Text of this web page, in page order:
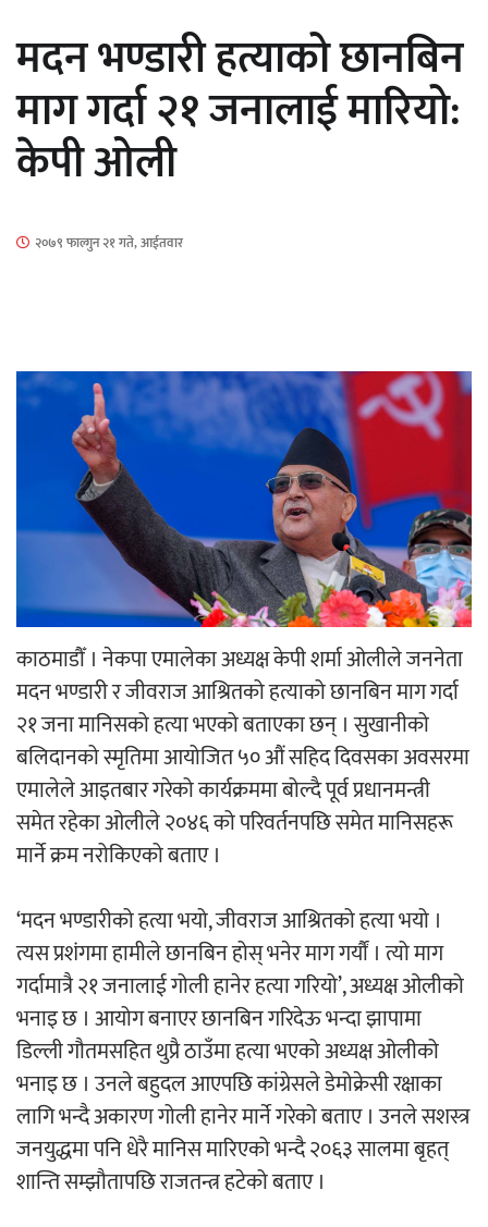
सार्वजनिक
‘ईयुमा डट कम’ले बुधबारदेखि आफ्नो
औपचारिक सेवा सञ्चालनमा
हलमा छैन ‘गौँथली’को टिकट
‘आइतबारको अफिस’ को परिचर्चा सम्पन्न
अर्जुन चन्द्रको ‘संवेदनाका प्रतिध्वनि’
मुक्तकसङ्ग्रह लोकार्पण
मदन भण्डारी हत्याको छानबिन
माग गर्दा २१ जनालाई मारियो:
केपी ओली
२०७९ फाल्गुन २१ गते, आईतवार
काठमाडौँ । नेकपा एमालेका अध्यक्ष केपी शर्मा ओलीले जननेता
मदन भण्डारी र जीवराज आश्रितको हत्याको छानबिन माग गर्दा
२१ जना मानिसको हत्या भएको बताएका छन् । सुखानीको
बलिदानको स्मृतिमा आयोजित ५० औं सहिद दिवसका अवसरमा
एमालेले आइतबार गरेको कार्यक्रममा बोल्दै पूर्व प्रधानमन्त्री
समेत रहेका ओलीले २०४६ को परिवर्तनपछि समेत मानिसहरू
मार्ने क्रम नरोकिएको बताए ।
‘मदन भण्डारीको हत्या भयो, जीवराज आश्रितको हत्या भयो ।
त्यस प्रशंगमा हामीले छानबिन होस् भनेर माग गर्यौं । त्यो माग
गर्दामात्रै २१ जनालाई गोली हानेर हत्या गरियो’, अध्यक्ष ओलीको
भनाइ छ । आयोग बनाएर छानबिन गरिदेऊ भन्दा झापामा
डिल्ली गौतमसहित थुप्रै ठाउँमा हत्या भएको अध्यक्ष ओलीको
भनाइ छ । उनले बहुदल आएपछि कांग्रेसले डेमोक्रेसी रक्षाका
लागि भन्दै अकारण गोली हानेर मार्ने गरेको बताए । उनले सशस्त्र
जनयुद्धमा पनि धेरै मानिस मारिएको भन्दै २०६३ सालमा बृहत्
शान्ति सम्झौतापछि राजतन्त्र हटेको बताए ।